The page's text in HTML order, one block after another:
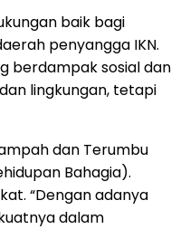
baik bagi
penyangga IKN.
berdampak sosial dan
lingkungan, tetapi
dan Terumbu
Bahagia).
“Dengan adanya
dalam